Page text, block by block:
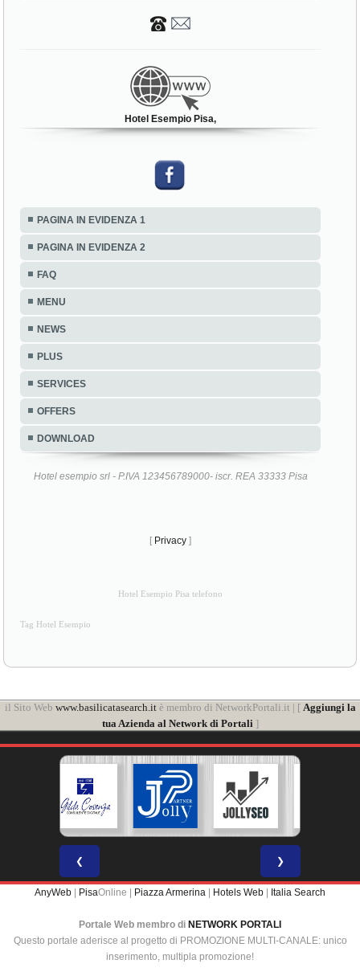
Hotel Esempio Pisa,
PAGINA IN EVIDENZA 1
PAGINA IN EVIDENZA 2
FAQ
MENU
NEWS
PLUS
SERVICES
OFFERS
DOWNLOAD
Hotel esempio srl - P.IVA 123456789000- iscr. REA 33333 Pisa
[ Privacy ]
Hotel Esempio Pisa telefono
Tag Hotel Esempio
il Sito Web www.basilicatasearch.itè membro di NetworkPortali.it | [ Aggiungi la
tua Azienda al Network di Portali]
❮ ❯
AnyWeb PisaOnline | Piazza Armerina Hotels Web Italia Search
Portale Web membro di NETWORK PORTALI
Questo portale aderisce al progetto di PROMOZIONE MULTI-CANALE: unico
inserimento, multipla promozione!